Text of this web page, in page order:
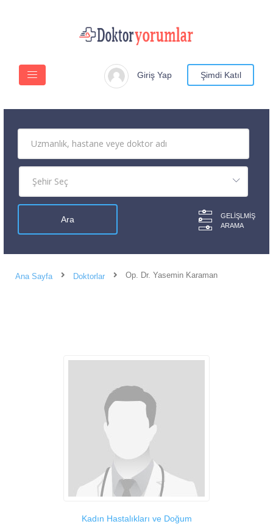
Giriş Yap Şimdi Katıl
GELIŞLMIŞ
ARAMA
Ana Sayfa Doktorlar Op. Dr. Yasemin Karaman
Kadın Hastalıkları ve Doğum